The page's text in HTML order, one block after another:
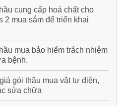
cung cấp hoá chất cho
2 mua sắm để triển khai
mua bảo hiểm trách nhiệm
bệnh.
gói thầu mua vật tư điện,
sửa chữa